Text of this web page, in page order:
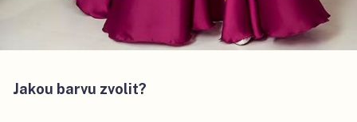
Jakou barvu zvolit?